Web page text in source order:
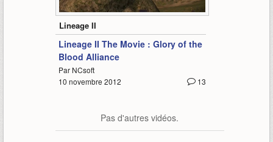
10:07
Lineage II
Lineage II The Movie : Glory of the
Blood Alliance
Par NCsoft
13
10 novembre 2012
Pas d'autres vidéos.